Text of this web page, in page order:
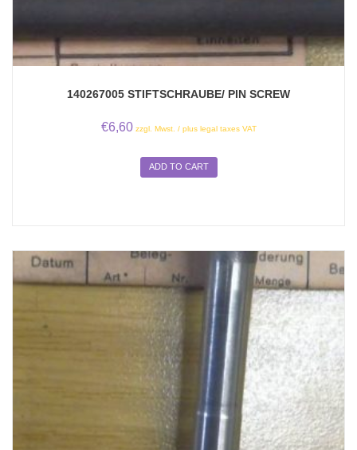
140267005 STIFTSCHRAUBE/ PIN SCREW
€6,60 zzgl. Mwst. / plus legal taxes VAT
ADD TO CART